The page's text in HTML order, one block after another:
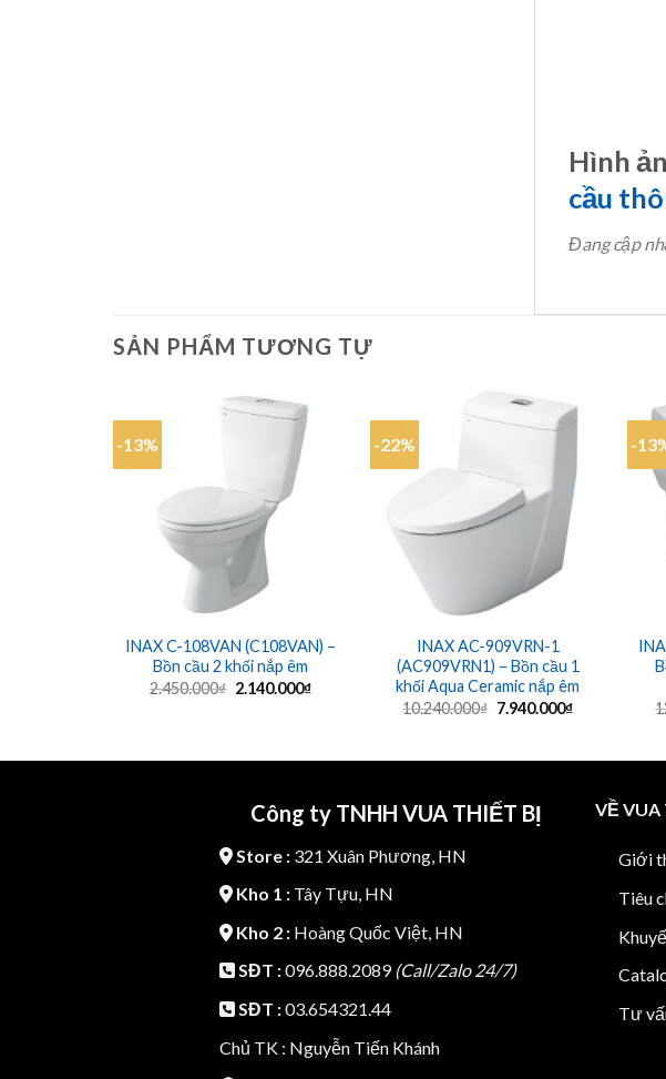
Hình
cầu
Đang cập
SẢN PHẨM TƯƠNG TỰ
-13%
Add to
wishlist
INAX C-108VAN (C108VAN) –
Bồn cầu 2 khối nắp êm
2.450.000₫ Giá
2.140.000₫Giá
-22%
Add to
wishlist
INAX AC-909VRN-1
(AC909VRN1) – Bồn cầu 1
khối Aqua Ceramic nắp êm
10.240.000₫ Giá
7.940.000₫Giá
-
Công ty TNHH VUA THIẾT BỊ
Store :321 Xuân Phương, HN
Kho 1 :Tây Tựu, HN
Kho 2 :Hoàng Quốc Việt, HN
SĐT :096.888.2089 (Call/Zalo 24/7)
SĐT :03.654321.44
Chủ TK : Nguyễn Tiến Khánh
VỀ VUA
Giới
Tiêu
Tư